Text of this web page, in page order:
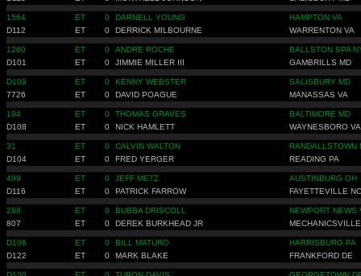
1564 ET 0 DARNELL YOUNG
HAMPTON VA
D112
ET 0 DERRICK MILBOURNE WARRENTON VA
1260 ET 0 ANDRE ROCHE
BALLSTON SPA
D101
ET 0 JIMMIE MILLER III GAMBRILLS MD
D109 ET 0 KENNY WEBSTER
SALISBURY MD
7726
ET 0 DAVID POAGUE MANASSAS VA
194 ET 0 THOMAS GRAVES
BALTIMORE MD
D108
ET 0 NICK HAMLETT WAYNESBORO VA
31 ET 0 CALVIN WALTON
RANDALLSTOWN
D104
ET 0 FRED YERGER READING PA
499 ET 0 JEFF METZ
AUSTINBURG OH
D116
ET 0 PATRICK FARROW FAYETTEVILLE NC
288 ET 0 BUBBA DRISCOLL
NEWPORT NEWS
807
ET 0 DEREK BURKHEAD JR
D106 ET 0 BILL MATURO
HARRISBURG PA
D122
ET 0 MARK BLAKE FRANKFORD DE